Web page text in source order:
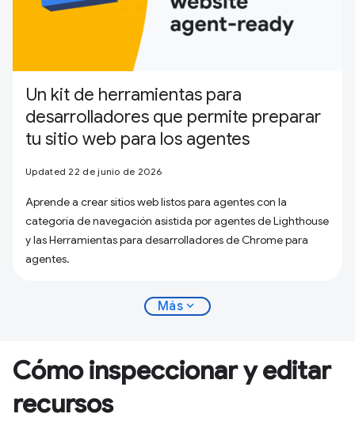
Un kit de herramientas para
desarrolladores que permite preparar
tu sitio web para los agentes
Updated 22 de junio de 2026
Aprende a crear sitios web listos para agentes con la
categoría de navegación asistida por agentes de Lighthouse
y las Herramientas para desarrolladores de Chrome para
agentes.
Más expand_more
Cómo inspeccionar y editar
recursos